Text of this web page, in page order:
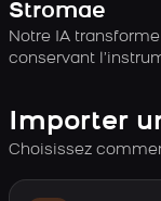
Stromae
Notre IA
conservant
Importer
Choisissez